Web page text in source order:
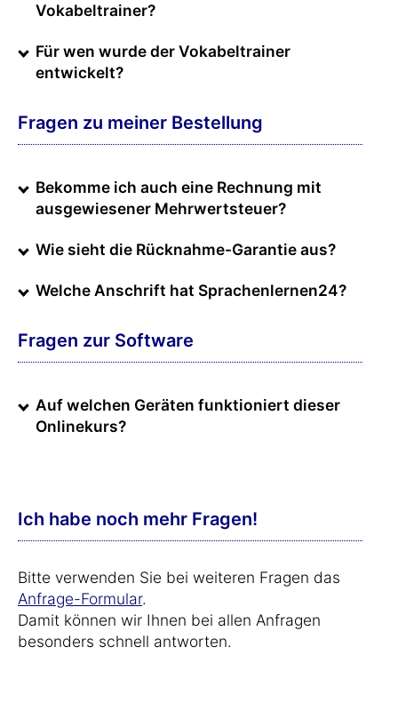
Vokabeltrainer?
Für wen wurde der Vokabeltrainer
entwickelt?
Fragen zu meiner Bestellung
Bekomme ich auch eine Rechnung mit
ausgewiesener Mehrwertsteuer?
Wie sieht die Rücknahme-Garantie aus?
Welche Anschrift hat Sprachenlernen24?
Fragen zur Software
Auf welchen Geräten funktioniert dieser
Onlinekurs?
Ich habe noch mehr Fragen!
Bitte verwenden Sie bei weiteren Fragen das
Anfrage-Formular.
Damit können wir Ihnen bei allen Anfragen
besonders schnell antworten.